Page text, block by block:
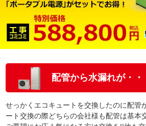
配管から水漏れが・
せっかくエコキュートを交換したのに配管
ート交換の際どちらの会社様も配管は基本